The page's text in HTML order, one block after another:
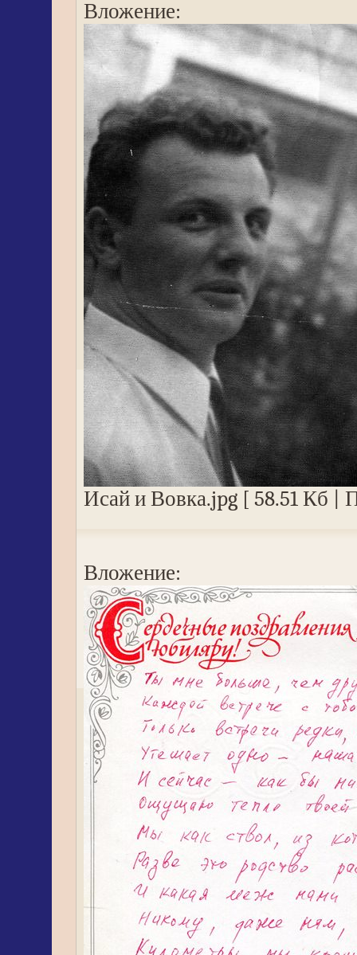
Вложение:
Исай и Вовка.jpg [ 58.51 Кб |
Вложение: